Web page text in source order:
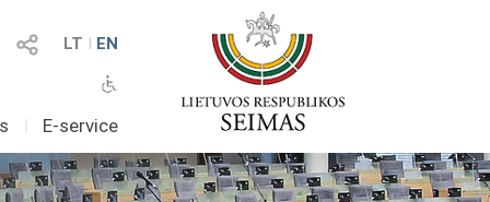
LT I EN
I E-service